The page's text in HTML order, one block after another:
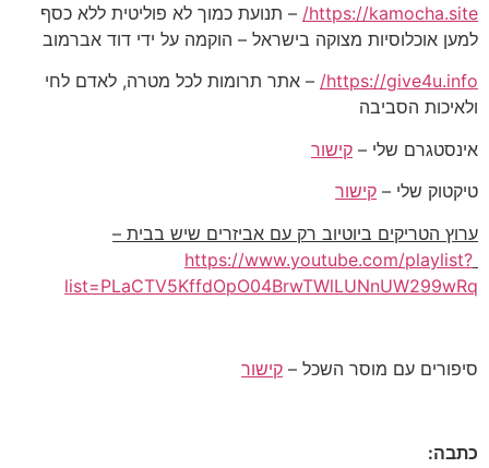
https://kamocha.site/ – תנועת כמוך לא פוליטית ללא כסף
למען אוכלוסיות מצוקה בישראל – הוקמה על ידי דוד אברמוב
https://give4u.info/ – אתר תרומות לכל מטרה, לאדם לחי
ולאיכות הסביבה
אינסטגרם שלי – קישור
טיקטוק שלי – קישור
ערוץ הטריקים ביוטיוב רק עם אביזרים שיש בבית –
https://www.youtube.com/playlist?
list=PLaCTV5KffdOpO04BrwTWlLUNnUW299wRq
סיפורים עם מוסר השכל – קישור
כתבה: